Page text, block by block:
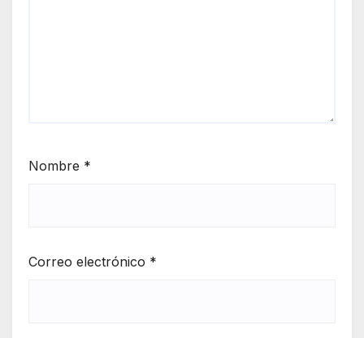
Nombre *
Correo electrónico *